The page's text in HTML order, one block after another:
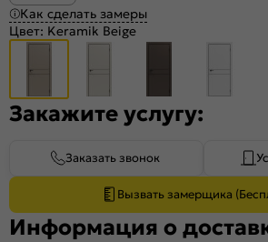
Как сделать замеры
Цвет: Keramik Beige
Закажите услугу:
Заказать звонок
Вызвать замерщика
Информация о